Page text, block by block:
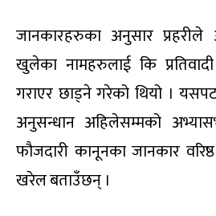
जानकारहरुका अनुसार
खुलेका नामहरुलाई कि
गराएर छाड्ने गरेको थियो ।
अनुसन्धान अहिलेसम्मको
फौजदारी कानूनका जानकार
खरेल बताउँछन् ।